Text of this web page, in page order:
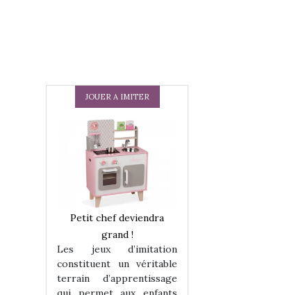
JOUER A IMITER
Petit chef deviendra
grand !
Les jeux d’imitation
constituent un véritable
terrain d’apprentissage